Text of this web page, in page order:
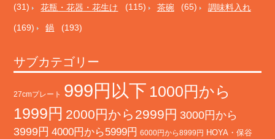
(31) 花瓶・花器・花生け (115) 茶碗 (65) 調味料入れ
(169) 鍋 (193)
サブカテゴリー
27cmプレート 999円以下 1000円から
1999円 2000円から2999円 3000円から
3999円 4000円から5999円 6000円から8999円 HOYA・保谷